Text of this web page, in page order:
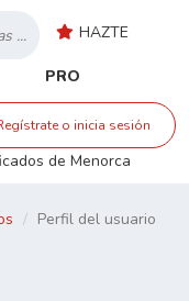
HAZTE
PRO
o inicia sesión
de Menorca
Perfil del usuario